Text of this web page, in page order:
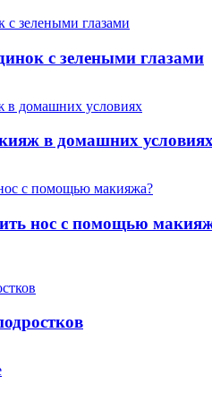
с зелеными глазами
в домашних
нос с помощью